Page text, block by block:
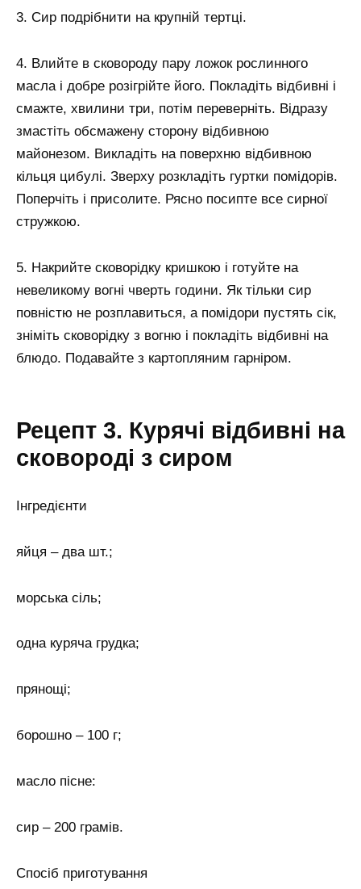
3. Сир подрібнити на крупній тертці.
4. Влийте в сковороду пару ложок рослинного
масла і добре розігрійте його. Покладіть відбивні і
смажте, хвилини три, потім переверніть. Відразу
змастіть обсмажену сторону відбивною
майонезом. Викладіть на поверхню відбивною
кільця цибулі. Зверху розкладіть гуртки помідорів.
Поперчіть і присолите. Рясно посипте все сирної
стружкою.
5. Накрийте сковорідку кришкою і готуйте на
невеликому вогні чверть години. Як тільки сир
повністю не розплавиться, а помідори пустять сік,
зніміть сковорідку з вогню і покладіть відбивні на
блюдо. Подавайте з картопляним гарніром.
Рецепт 3. Курячі відбивні на
сковороді з сиром
Інгредієнти
яйця – два шт.;
морська сіль;
одна куряча грудка;
прянощі;
борошно – 100 г;
масло пісне:
сир – 200 грамів.
Спосіб приготування